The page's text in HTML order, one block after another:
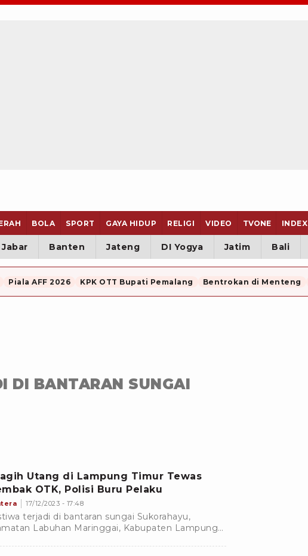
BOLA SPORT GAYA HIDUP RELIGI VIDEO TVONE INDEX
Jabar Banten Jateng DI Yogya Jatim Bali
Piala AFF 2026 KPK OTT Bupati Pemalang Bentrokan di Menteng
DI BANTARAN SUNGAI
Utang di Lampung Timur Tewas
OTK, Polisi Buru Pelaku
17/12/2023 - 17:48
terjadi di bantaran sungai Sukorahayu,
Labuhan Maringgai, Kabupaten Lampung